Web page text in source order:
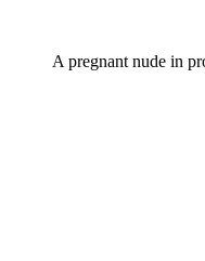
A pregnant nude in